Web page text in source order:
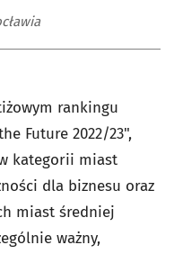
rankingu
Future 2022/23",
kategorii miast
dla biznesu oraz
miast średniej
ważny,